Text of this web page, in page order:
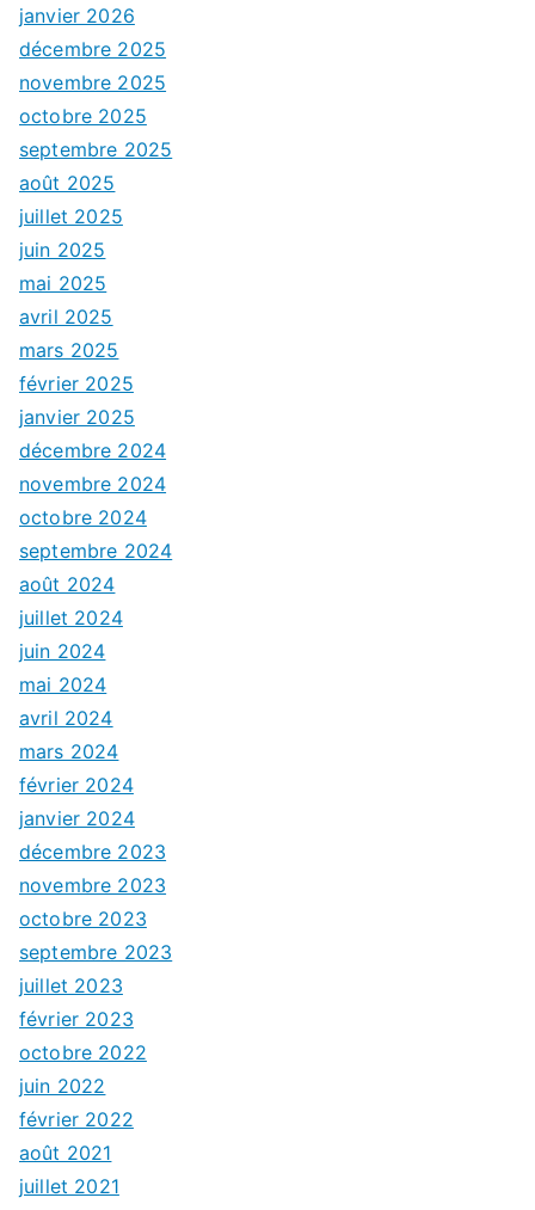
janvier 2026
décembre 2025
novembre 2025
octobre 2025
septembre 2025
août 2025
juillet 2025
juin 2025
mai 2025
avril 2025
mars 2025
février 2025
janvier 2025
décembre 2024
novembre 2024
octobre 2024
septembre 2024
août 2024
juillet 2024
juin 2024
mai 2024
avril 2024
mars 2024
février 2024
janvier 2024
décembre 2023
novembre 2023
octobre 2023
septembre 2023
juillet 2023
février 2023
octobre 2022
juin 2022
février 2022
août 2021
juillet 2021